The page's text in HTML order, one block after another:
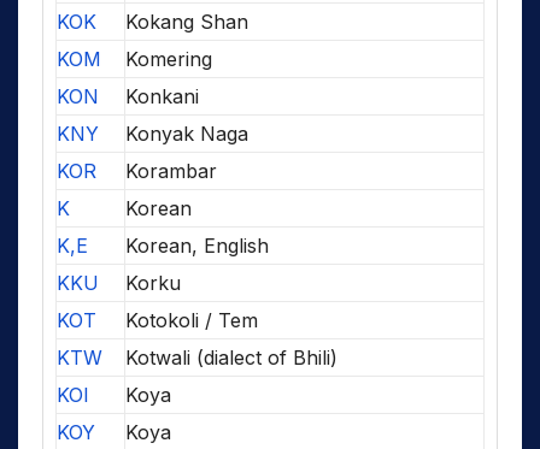
KOK
Kokang Shan
KOM
Komering
KON
Konkani
KNY
Konyak Naga
KOR
Korambar
K
Korean
K,E
Korean, English
KKU
Korku
KOT
Kotokoli / Tem
KTW
Kotwali (dialect of Bhili)
KOI
Koya
KOY
Koya